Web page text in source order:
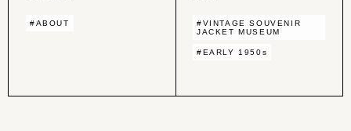
#ABOUT
#VINTAGE SOUVENIR
JACKET MUSEUM
#EARLY 1950s